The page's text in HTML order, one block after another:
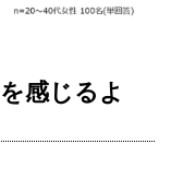
感じるよ